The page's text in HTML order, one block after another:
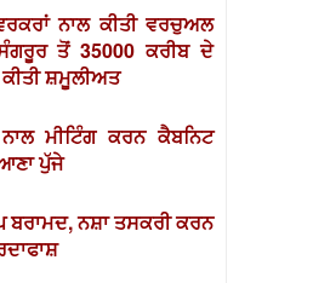
ਨਾਲ ਕੀਤੀ ਵਰਚੁਅਲ
ਤੋਂ 35000 ਕਰੀਬ ਦੇ
ਸ਼ਮੂਲੀਅਤ
ਮੀਟਿੰਗ ਕਰਨ ਕੈਬਨਿਟ
ਪੁੱਜੇ
ਬਰਾਮਦ, ਨਸ਼ਾ ਤਸਕਰੀ ਕਰਨ